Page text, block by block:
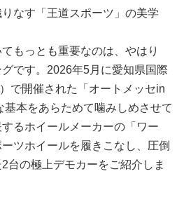
なす「王道スポーツ」の美学
もっとも重要なのは、やはり
グです。2026年5月に愛知県国際
で開催された「オートメッセin
本をあらためて噛みしめさせて
るホイールメーカーの「ワー
ツホイールを履きこなし、圧倒
台の極上デモカーをご紹介しま